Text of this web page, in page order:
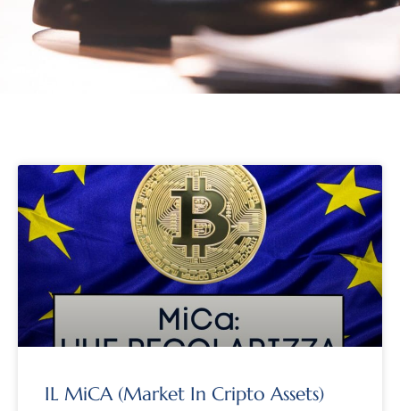
IL MiCA (Market In Cripto Assets)